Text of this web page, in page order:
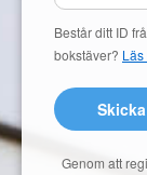
Består ditt ID
bokstäver?
Skicka
Genom att